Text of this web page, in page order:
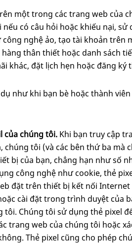
một trong các trang web của
có câu hỏi hoặc khiếu nại,
nghệ ảo, tạo tài khoản trên
thân thiết hoặc danh sách
khác, đặt lịch hẹn hoặc đăng ký
như khi bạn bè hoặc thành
của chúng tôi. Khi bạn truy cập
tôi (và các bên thứ ba mà
bị của bạn, chẳng hạn như số
công nghệ như cookie, thẻ
đặt trên thiết bị kết nối
cài đặt trong trình duyệt của
tôi. Chúng tôi sử dụng thẻ pixel
trang web của chúng tôi hoặc
Thẻ pixel cũng cho phép